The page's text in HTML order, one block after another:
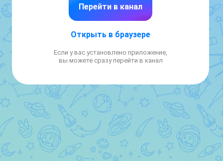
здравоохранения Рязанской области.
✅ Оперативную информацию о трудовых
✅ Анонсы профсоюзных мероприятий и
Перейти в канал
Открыть в браузере
Если у вас установлено приложение,
вы можете сразу перейти в канал